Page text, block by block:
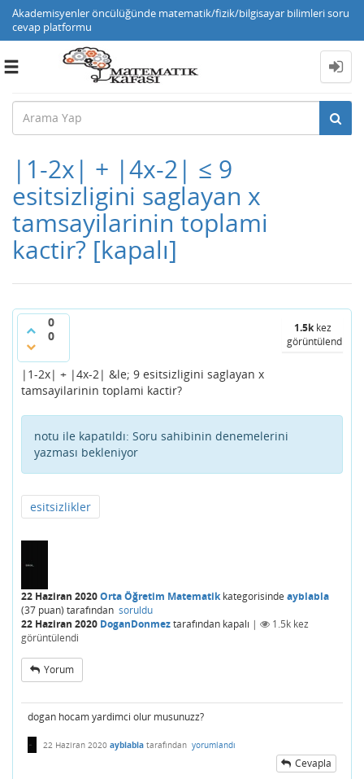
Akademisyenler öncülüğünde matematik/fizik/bilgisayar bilimleri soru
cevap platformu
Toggle
|1-2x| + |4x-2| ≤ 9
esitsizligini saglayan x
tamsayilarinin toplami
kactir? [kapalı]
0
0
1.5kkez
görüntülendi
|1-2x| + |4x-2| &le; 9 esitsizligini saglayan x
tamsayilarinin toplami kactir?
notu ile kapatıldı: Soru sahibinin denemelerini
yazması bekleniyor
esitsizlikler
22 Haziran 2020Orta Öğretim Matematikkategorisinde ayblabla
(37 puan) tarafından soruldu
22 Haziran 2020 DoganDonmeztarafından kapalı | 1.5k kez
görüntülendi
Yorum
dogan hocam yardimci olur musunuzz?
22 Haziran 2020 ayblabla tarafından yorumlandı
Cevapla